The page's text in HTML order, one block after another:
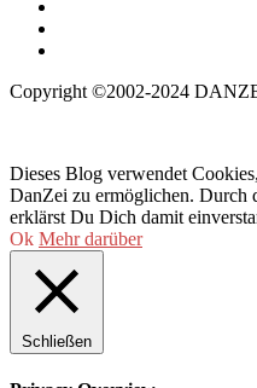
Copyright ©2002-2024
Dieses Blog verwendet
DanZei zu ermöglichen. Durch
erklärst Du Dich damit
Ok Mehr darüber
Schließen